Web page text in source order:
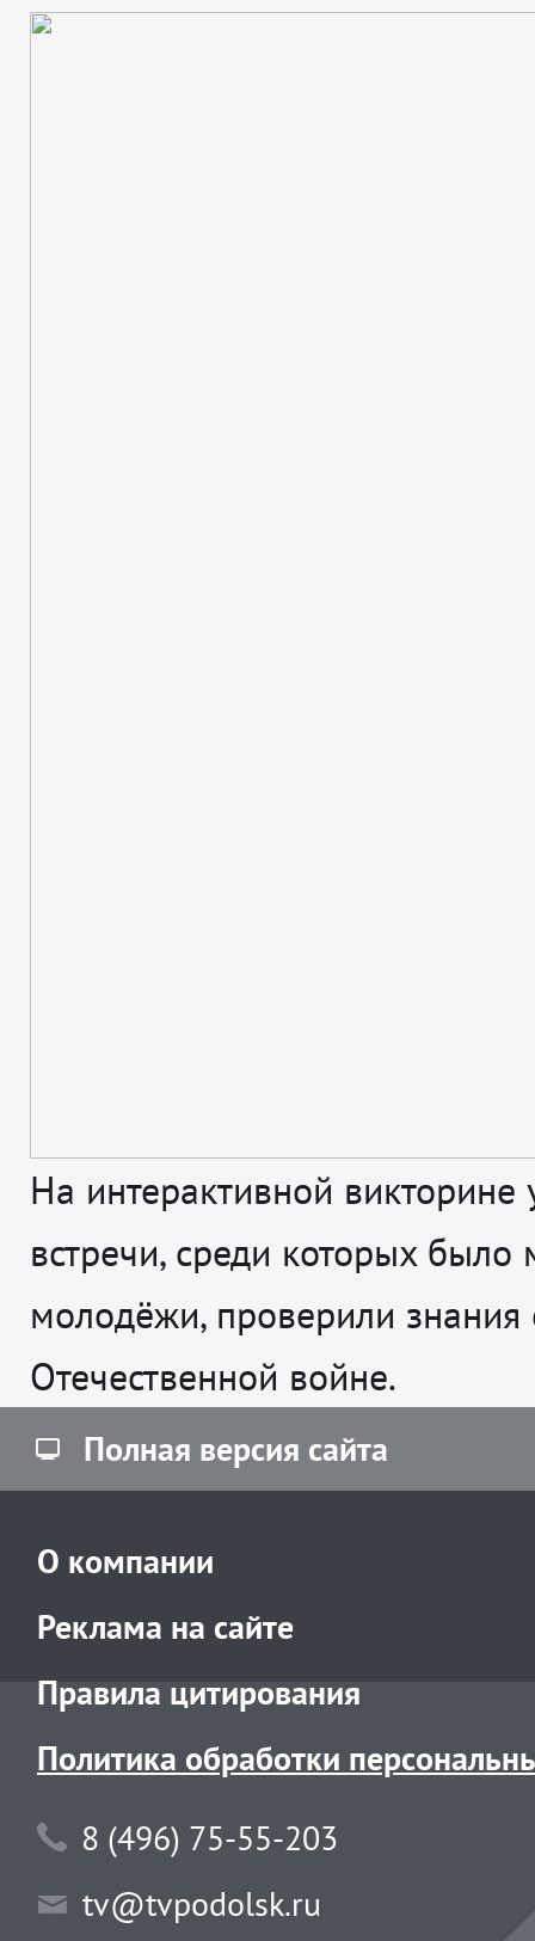
На интерактивной викторине
встречи, среди которых было
молодёжи, проверили знания
Отечественной войне.
Полная версия сайта
О компании
Реклама на сайте
Правила цитирования
Политика обработки
8 (496) 75-55-203
tv@tvpodolsk.ru